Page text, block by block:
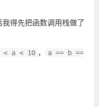
得先把函数调用栈做了
< a < 10 ，
a == b ==